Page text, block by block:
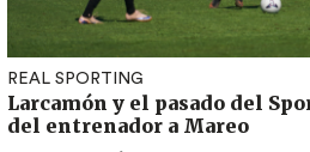
REAL SPORTING
Larcamón y el pasado del
del entrenador a Mareo